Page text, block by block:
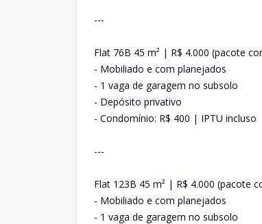
---
Flat 76B 45 m² | R$ 4.000 (pacote
- Mobiliado e com planejados
- 1 vaga de garagem no subsolo
- Depósito privativo
- Condomínio: R$ 400 | IPTU incluso
---
Flat 123B 45 m² | R$ 4.000 (pacote
- Mobiliado e com planejados
- 1 vaga de garagem no subsolo